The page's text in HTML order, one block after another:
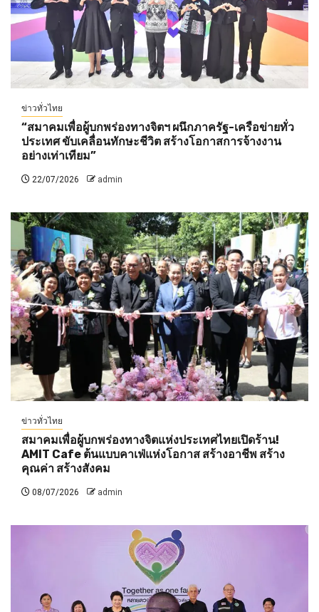
ข่าวทั่วไทย
“สมาคมเพื่อผู้บกพร่องทางจิตฯ ผนึกภาครัฐ-เครือข่ายทั่ว
ประเทศ ขับเคลื่อนทักษะชีวิต สร้างโอกาสการจ้างงาน
อย่างเท่าเทียม”
22/07/2026 admin
ข่าวทั่วไทย
สมาคมเพื่อผู้บกพร่องทางจิตแห่งประเทศไทยเปิดร้าน!
AMIT Cafe ต้นแบบคาเฟ่แห่งโอกาส สร้างอาชีพ สร้าง
คุณค่า สร้างสังคม
08/07/2026 admin